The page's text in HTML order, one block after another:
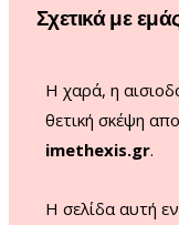
Σχετικά με
Η χαρά, η
θετική σκέψη
imethexis.gr.
H σελίδα αυτή